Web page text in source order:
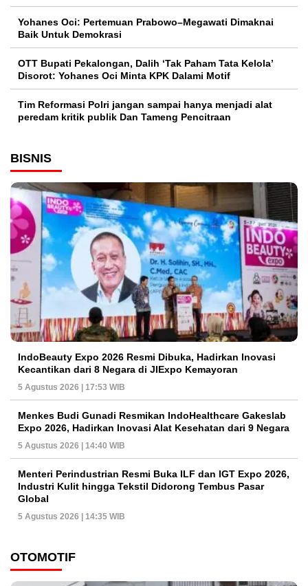
Yohanes Oci: Pertemuan Prabowo–Megawati Dimaknai
Baik Untuk Demokrasi
OTT Bupati Pekalongan, Dalih ‘Tak Paham Tata Kelola’
Disorot: Yohanes Oci Minta KPK Dalami Motif
Tim Reformasi Polri jangan sampai hanya menjadi alat
peredam kritik publik Dan Tameng Pencitraan
BISNIS
IndoBeauty Expo 2026 Resmi Dibuka, Hadirkan Inovasi
Kecantikan dari 8 Negara di JIExpo Kemayoran
5 Agustus 2026 | 17:53 WIB
Menkes Budi Gunadi Resmikan IndoHealthcare Gakeslab
Expo 2026, Hadirkan Inovasi Alat Kesehatan dari 9 Negara
5 Agustus 2026 | 14:40 WIB
Menteri Perindustrian Resmi Buka ILF dan IGT Expo 2026,
Industri Kulit hingga Tekstil Didorong Tembus Pasar
Global
5 Agustus 2026 | 14:35 WIB
OTOMOTIF